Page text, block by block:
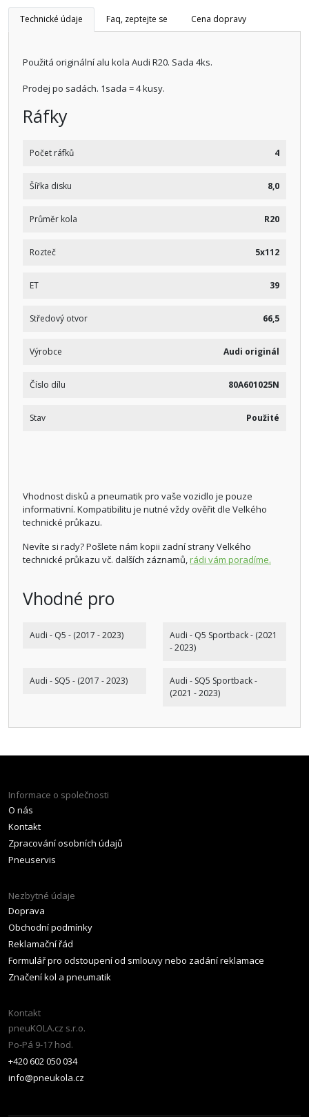
Technické údaje Faq, zeptejte se Cena dopravy
Použitá originální alu kola Audi R20. Sada 4ks.
Prodej po sadách. 1sada = 4 kusy.
Ráfky
Počet ráfků 4
Šířka disku 8,0
Průměr kola R20
Rozteč 5x112
ET 39
Středový otvor 66,5
Výrobce Audi originál
Číslo dílu 80A601025N
Stav Použité
Vhodnost disků a pneumatik pro vaše vozidlo je pouze
informativní. Kompatibilitu je nutné vždy ověřit dle Velkého
technické průkazu.
Nevíte si rady? Pošlete nám kopii zadní strany Velkého
technické průkazu vč. dalších záznamů,rádi vám poradíme.
Vhodné pro
Audi - Q5 - (2017 - 2023)
Audi - Q5 Sportback - (2021
- 2023)
Audi - SQ5 - (2017 - 2023)
Audi - SQ5 Sportback -
(2021 - 2023)
Informace o společnosti
O nás
Kontakt
Zpracování osobních údajů
Pneuservis
Nezbytné údaje
Doprava
Obchodní podmínky
Reklamační řád
Formulář pro odstoupení od smlouvy nebo zadání reklamace
Značení kol a pneumatik
Kontakt
pneuKOLA.cz s.r.o.
Po-Pá 9-17 hod.
+420 602 050 034
info@pneukola.cz